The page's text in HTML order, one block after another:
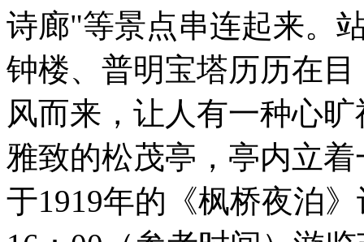
诗廊"等景点串连起来。
钟楼、普明宝塔历历在
风而来，让人有一种心
雅致的松茂亭，亭内立
于1919年的《枫桥夜泊